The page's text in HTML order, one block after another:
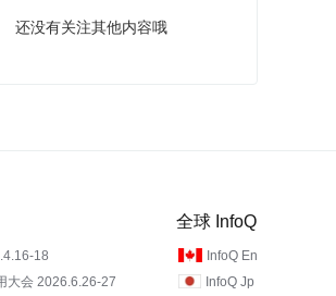
还没有关注其他内容哦
18
大会 2026.6.26-27
全球 InfoQ
InfoQ En
InfoQ Jp